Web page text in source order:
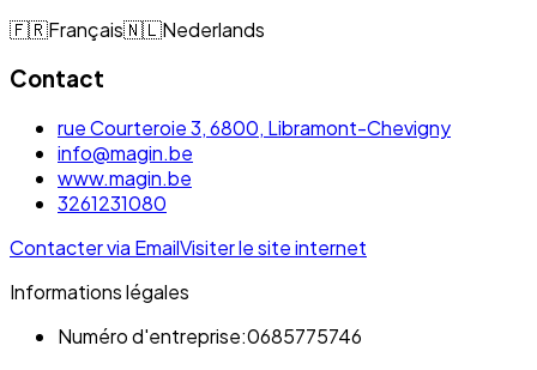
🇫🇷Français🇳🇱Nederlands
Contact
rue Courteroie 3, 6800, Libramont-Chevigny
info@magin.be
www.magin.be
3261231080
Contacter via EmailVisiter le site internet
Informations légales
Numéro d'entreprise:0685775746